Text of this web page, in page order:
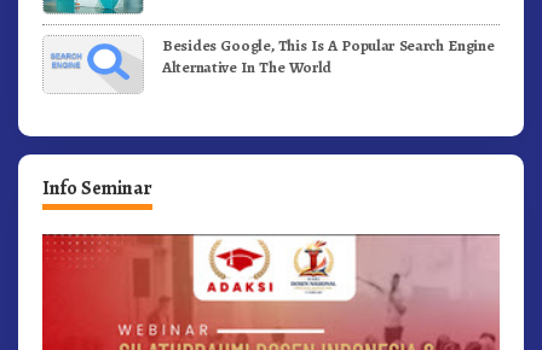
Besides Google, This Is A Popular Search Engine
Alternative In The World
Info Seminar